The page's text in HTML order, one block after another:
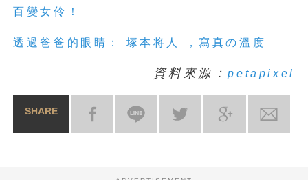
百變女伶！
透過爸爸的眼睛： 塚本将人 ，寫真の溫度
資料來源：petapixel
SHARE